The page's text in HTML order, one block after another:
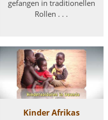
gefangen in traditionellen
Rollen . . .
Kinder Afrikas